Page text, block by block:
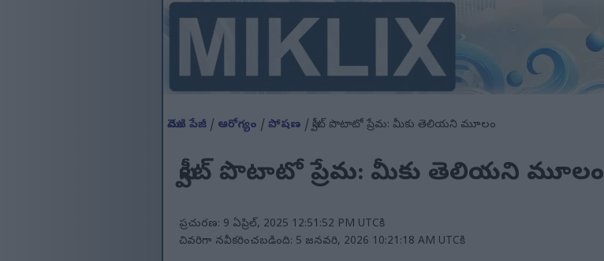
మొదటి పేజీ / ఆరోగ్యం / పోషణ / స్వీట్ పొటాటో ప్రేమ: మీకు తెలియని మూలం
స్వీట్ పొటాటో ప్రేమ: మీకు తెలియని మూలం
ప్రచురణ: 9 ఏప్రిల్, 2025 12:51:52 PM UTCకి
చివరిగా నవీకరించబడింది: 5 జనవరి, 2026 10:21:18 AM UTCకి